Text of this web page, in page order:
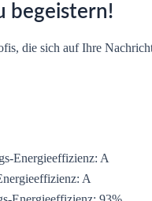
begeistern!
die sich auf Ihre
Energieeffizienz: A
A